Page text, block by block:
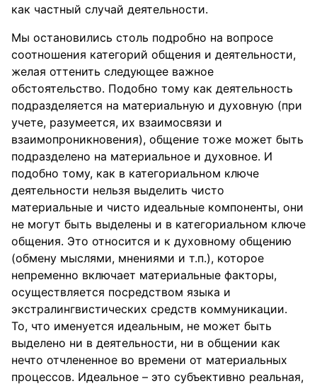
как частный случай деятельности.
Мы остановились столь подробно на вопросе
соотношения категорий общения и деятельности,
желая оттенить следующее важное
обстоятельство. Подобно тому как деятельность
подразделяется на материальную и духовную (при
учете, разумеется, их взаимосвязи и
взаимопроникновения), общение тоже может быть
подразделено на материальное и духовное. И
подобно тому, как в категориальном ключе
деятельности нельзя выделить чисто
материальные и чисто идеальные компоненты, они
не могут быть выделены и в категориальном ключе
общения. Это относится и к духовному общению
(обмену мыслями, мнениями и т.п.), которое
непременно включает материальные факторы,
осуществляется посредством языка и
экстралингвистических средств коммуникации.
То, что именуется идеальным, не может быть
выделено ни в деятельности, ни в общении как
нечто отчлененное во времени от материальных
процессов. Идеальное – это субъективно реальная,